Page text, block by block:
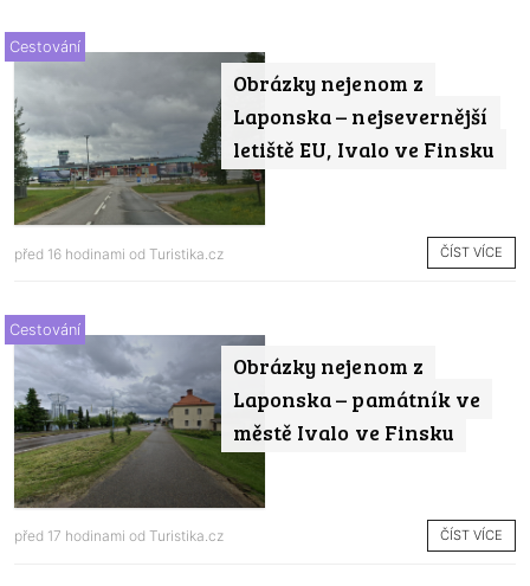
Obrázky nejenom z
Laponska – nejsevernější
letiště EU, Ivalo ve Finsku
Cestování
před 16 hodinami od Turistika.cz ČÍST VÍCE
Obrázky nejenom z
Laponska – památník ve
městě Ivalo ve Finsku
Cestování
před 17 hodinami od Turistika.cz ČÍST VÍCE